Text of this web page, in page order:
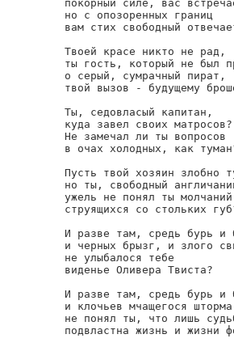
покорный силе, вас
но с опозоренных границ
вам стих свободный
Твоей красе никто не рад,
ты гость, который не был
о серый, сумрачный пират,
твой вызов - будущему
Ты, седовласый капитан,
куда завел своих матросов?
Не замечал ли ты вопросов
в очах холодных, как
Пусть твой хозяин злобно
но ты, свободный
ужель не понял ты
струящихся со стольких
И разве там, средь бурь и
и черных брызг, и злого
не улыбалося тебе
виденье Оливера Твиста?
И разве там, средь бурь и
и клочьев мчащегося
не понял ты, что лишь
подвластна жизнь и жизни